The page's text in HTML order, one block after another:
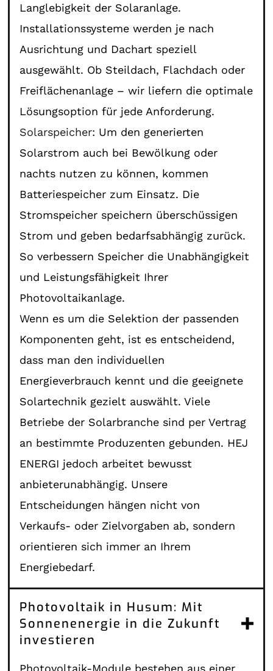
Langlebigkeit der Solaranlage.
Installationssysteme werden je nach
Ausrichtung und Dachart speziell
ausgewählt. Ob Steildach, Flachdach oder
Freiflächenanlage – wir liefern die optimale
Lösungsoption für jede Anforderung.
Solarspeicher: Um den generierten
Solarstrom auch bei Bewölkung oder
nachts nutzen zu können, kommen
Batteriespeicher zum Einsatz. Die
Stromspeicher speichern überschüssigen
Strom und geben bedarfsabhängig zurück.
So verbessern Speicher die Unabhängigkeit
und Leistungsfähigkeit Ihrer
Photovoltaikanlage.
Wenn es um die Selektion der passenden
Komponenten geht, ist es entscheidend,
dass man den individuellen
Energieverbrauch kennt und die geeignete
Solartechnik gezielt auswählt. Viele
Betriebe der Solarbranche sind per Vertrag
an bestimmte Produzenten gebunden. HEJ
ENERGI jedoch arbeitet bewusst
anbieterunabhängig. Unsere
Entscheidungen hängen nicht von
Verkaufs- oder Zielvorgaben ab, sondern
orientieren sich immer an Ihrem
Energiebedarf.
Photovoltaik in Husum: Mit
Sonnenenergie in die Zukunft
investieren
Photovoltaik-Module bestehen aus einer